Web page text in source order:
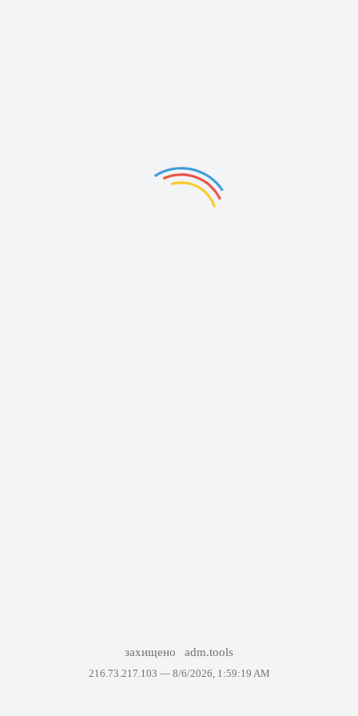
захищено adm.tools
216.73.217.103 — 8/6/2026, 1:59:19 AM